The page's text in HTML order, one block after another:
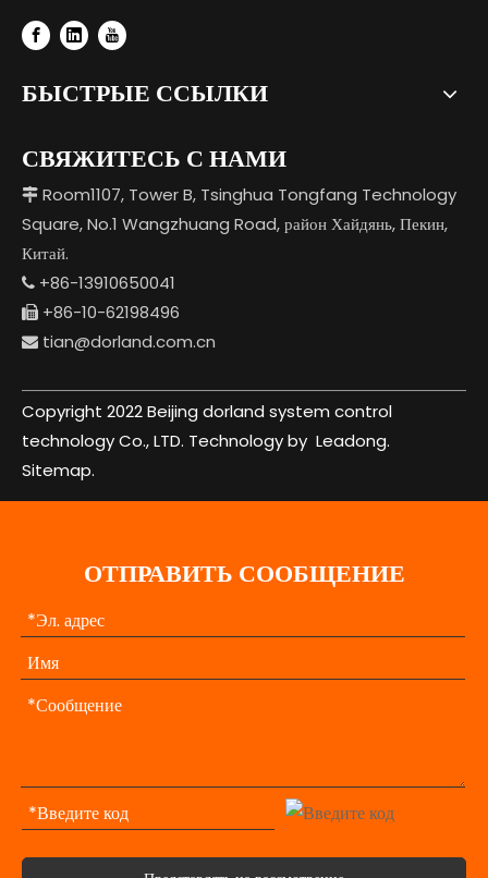
БЫСТРЫЕ ССЫЛКИ
СВЯЖИТЕСЬ С НАМИ
 Room1107, Tower B, Tsinghua Tongfang Technology
Square, No.1 Wangzhuang Road, район Хайдянь, Пекин,
Китай.
 +86-13910650041
 +86-10-62198496
 tian@dorland.com.cn
Copyright 2022 Beijing dorland system control
technology Co., LTD. Technology by Leadong.
Sitemap.
ОТПРАВИТЬ СООБЩЕНИЕ